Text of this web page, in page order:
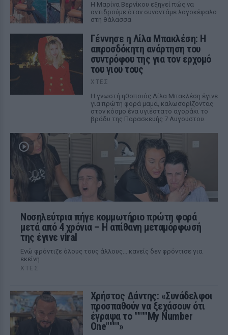
Η Μαρίνα Βερνίκου εξηγεί πώς να
αντιδρούμε όταν συναντάμε λαγοκέφαλο
στη θάλασσα
Γέννησε η Λίλα Μπακλέση: Η
απροσδόκητη ανάρτηση του
συντρόφου της για τον ερχομό
του γιου τους
ΧΤΕΣ
Η γνωστή ηθοποιός Λίλα Μπακλέση έγινε
για πρώτη φορά μαμά, καλωσορίζοντας
στον κόσμο ένα υγιέστατο αγοράκι το
βράδυ της Παρασκευής 7 Αυγούστου.
Νοσηλεύτρια πήγε κομμωτήριο πρώτη φορά
μετά από 4 χρόνια – Η απίθανη μεταμόρφωσή
της έγινε viral
Ενώ φρόντιζε όλους τους άλλους... κανείς δεν φρόντισε για
εκείνη
ΧΤΕΣ
Χρήστος Δάντης: «Συνάδελφοι
προσπαθούν να ξεχάσουν ότι
έγραψα το """"My Number
One""""»